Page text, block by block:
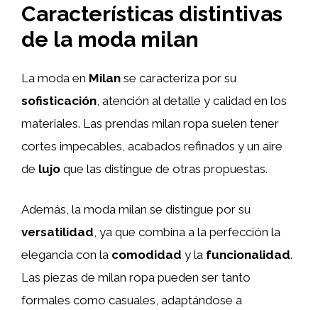
Características distintivas
de la moda milan
La moda en Milan se caracteriza por su
sofisticación , atención al detalle y calidad en los
materiales. Las prendas milan ropa suelen tener
cortes impecables, acabados refinados y un aire
de lujo que las distingue de otras propuestas.
Además, la moda milan se distingue por su
versatilidad, ya que combina a la perfección la
elegancia con la comodidad y la funcionalidad.
Las piezas de milan ropa pueden ser tanto
formales como casuales, adaptándose a